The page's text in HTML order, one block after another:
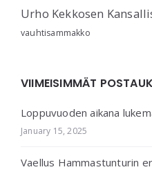
Urho Kekkosen
vauhtisammakko
VIIMEISIMMÄT
Loppuvuoden aikana
January 15, 2025
Vaellus Hammastunturin